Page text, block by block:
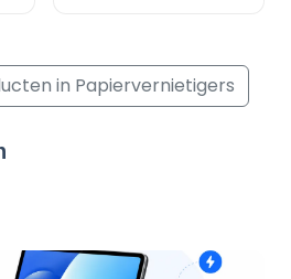
in Papiervernietigers